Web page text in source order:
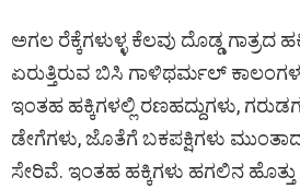
ಅಗಲ ರೆಕ್ಕೆಗಳುಳ್ಳ ಕೆಲವು ದೊಡ್ಡ ಗಾತ್ರದ
ಏರುತ್ತಿರುವ ಬಿಸಿ ಗಾಳಿಥರ್ಮಲ್
ಇಂತಹ ಹಕ್ಕಿಗಳಲ್ಲಿ ರಣಹದ್ದುಗಳು,
ಡೇಗೆಗಳು, ಜೊತೆಗೆ ಬಕಪಕ್ಷಿಗಳು
ಸೇರಿವೆ. ಇಂತಹ ಹಕ್ಕಿಗಳು ಹಗಲಿನ